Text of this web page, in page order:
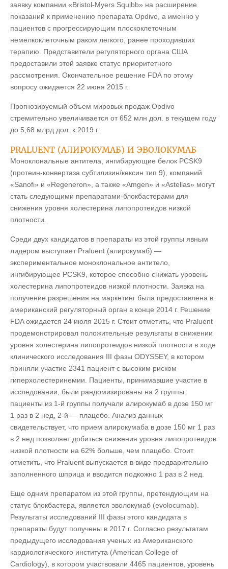
заявку компании «Bristol-Myers Squibb» на расширение
показаний к применению препарата Opdivо, а именно у
пациентов с прогрессирующим плоскоклеточным
немелкоклеточным раком легкого, ранее проходивших
терапию. Представители регуляторного органа США
предоставили этой заявке статус приоритетного
рассмотрения. Окончательное решение FDA по этому
вопросу ожидается 22 июня 2015 г.
Прогнозируемый объем мировых продаж Opdivo
стремительно увеличивается от 652 млн дол. в текущем году
до 5,68 млрд дол. к 2019 г.
PRALUENT (АЛИРОКУМАБ) И ЭВОЛОКУМАБ
Моноклональные антитела, ингибирующие белок PCSK9
(протеин-конвертаза субтилизин/кексин тип 9), компаний
«Sanofi» и «Regeneron», а также «Amgen» и «Astellas» могут
стать следующими препаратами-блокбастерами для
снижения уровня холестерина липопротеидов низкой
плотности.
Среди двух кандидатов в препараты из этой группы явным
лидером выступает Praluent (алирокумаб) —
экспериментальное моноклональное антитело,
ингибирующее PCSK9, которое способно снижать уровень
холестерина липопротеидов низкой плотности. Заявка на
получение разрешения на маркетинг была предоставлена в
американский регуляторный орган в конце 2014 г. Решение
FDA ожидается 24 июля 2015 г. Стоит отметить, что Praluent
продемонстрировал положительные результаты в снижении
уровня холестерина липопротеидов низкой плотности в ходе
клинического исследования III фазы ODYSSEY, в котором
приняли участие 2341 пациент с высоким риском
гиперхолестеринемии. Пациенты, принимавшие участие в
исследовании, были рандомизированы на 2 группы:
пациенты из 1-й группы получали алирокумаб в дозе 150 мг
1 раз в 2 нед, 2-й — плацебо. Анализ данных
свидетельствует, что прием алирокумаба в дозе 150 мг 1 раз
в 2 нед позволяет добиться снижения уровня липопротеидов
низкой плотности на 62% больше, чем плацебо. Стоит
отметить, что Praluent выпускается в виде предварительно
заполненного шприца и вводится подкожно 1 раз в 2 нед.
Еще одним препаратом из этой группы, претендующим на
статус блокбастера, является эволокумаб (evolocumab).
Результаты исследований ІІІ фазы этого кандидата в
препараты будут получены в 2017 г. Согласно результатам
предыдущего исследования ученых из Американского
кардиологического института (American College of
Cardiology), в котором участвовали 4465 пациентов, уровень